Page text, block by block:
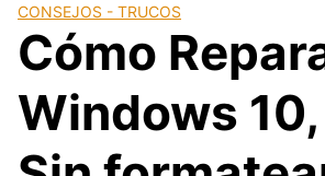
CONSEJOS - TRUCOS
Cómo
Windows